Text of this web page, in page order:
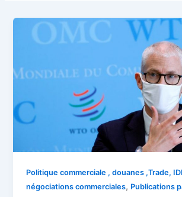
Politique commerciale , douanes ,Trade,
négociations commerciales, Publications